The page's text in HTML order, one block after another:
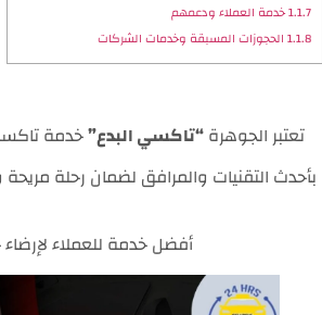
1.1.7خدمة العملاء ودعمهم
1.1.8الحجوزات المسبقة وخدمات الشركات
تعتبر الجوهرة“تاكسي البدع”خدمة
بأحدث التقنيات والمرافق لضمان رحلة مريحة
أفضل خدمة للعملاء